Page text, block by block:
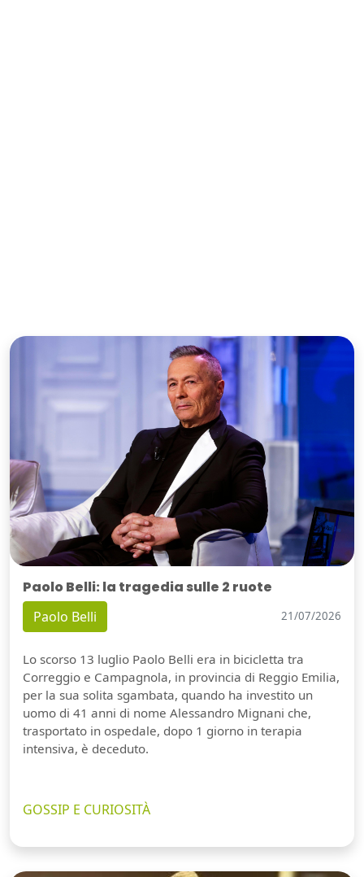
Paolo Belli: la tragedia sulle 2 ruote
Paolo Belli 21/07/2026
Lo scorso 13 luglio Paolo Belli era in bicicletta tra
Correggio e Campagnola, in provincia di Reggio Emilia,
per la sua solita sgambata, quando ha investito un
uomo di 41 anni di nome Alessandro Mignani che,
trasportato in ospedale, dopo 1 giorno in terapia
intensiva, è deceduto.
GOSSIP E CURIOSITÀ